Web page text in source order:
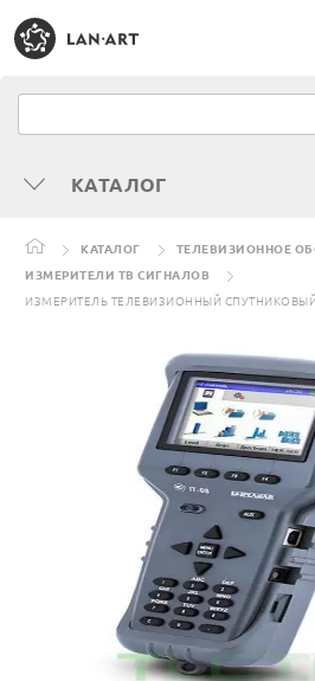
КАТАЛОГ
КАТАЛОГ
ТЕЛЕВИЗИОННОЕ
ИЗМЕРИТЕЛИ ТВ СИГНАЛОВ
ИЗМЕРИТЕЛЬ ТЕЛЕВИЗИОННЫЙ